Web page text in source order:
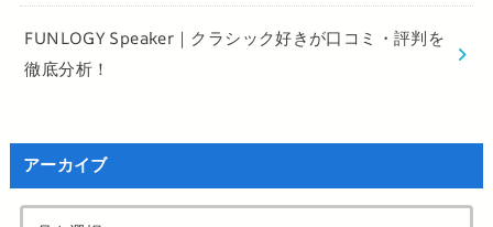
FUNLOGY Speaker｜クラシック好きが口コミ・評判を
徹底分析！
アーカイブ